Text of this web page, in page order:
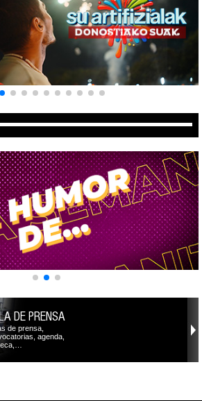
DE PRENSA
de prensa,
agenda,